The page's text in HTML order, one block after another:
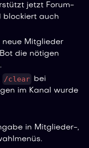
jetzt Forum-
blockiert auch
neue Mitglieder
die nötigen
/clear bei
im Kanal wurde
in Mitglieder-,